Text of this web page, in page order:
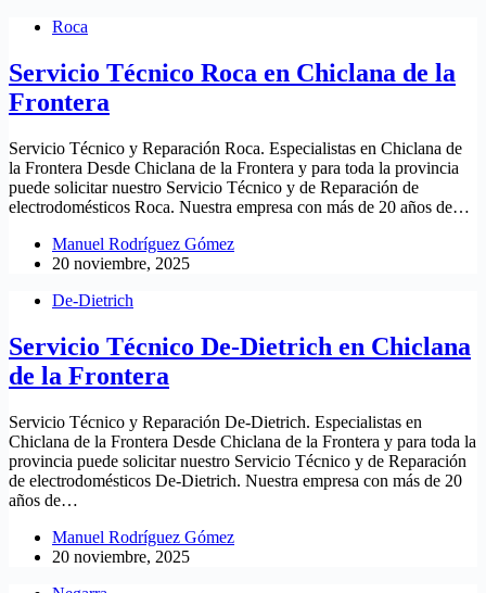
Roca
Servicio Técnico Roca en Chiclana de la
Frontera
Servicio Técnico y Reparación Roca. Especialistas en Chiclana de
la Frontera Desde Chiclana de la Frontera y para toda la provincia
puede solicitar nuestro Servicio Técnico y de Reparación de
electrodomésticos Roca. Nuestra empresa con más de 20 años de…
Manuel Rodríguez Gómez
20 noviembre, 2025
De-Dietrich
Servicio Técnico De-Dietrich en Chiclana
de la Frontera
Servicio Técnico y Reparación De-Dietrich. Especialistas en
Chiclana de la Frontera Desde Chiclana de la Frontera y para toda la
provincia puede solicitar nuestro Servicio Técnico y de Reparación
de electrodomésticos De-Dietrich. Nuestra empresa con más de 20
años de…
Manuel Rodríguez Gómez
20 noviembre, 2025